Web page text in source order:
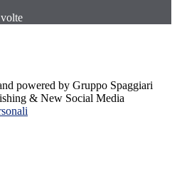
volte
powered by Gruppo Spaggiari
& New Social Media